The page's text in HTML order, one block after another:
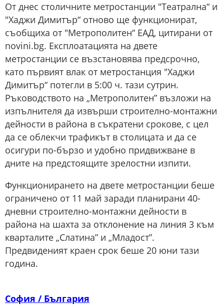
От днес столичните метростанции "Театрална“ и
"Хаджи Димитър“ отново ще функционират,
съобщиха от "Метрополитен“ ЕАД, цитирани от
novini.bg. Експлоатацията на двете
метростанции се възстановява предсрочно,
като първият влак от метростанция "Хаджи
Димитър“ потегли в 5:00 ч. тази сутрин.
Ръководството на „Метрополитен” възложи на
изпълнителя да извърши строително-монтажни
дейности в района в съкратени срокове, с цел
да се облекчи трафикът в столицата и да се
осигури по-бързо и удобно придвижване в
дните на предстоящите зрелостни изпити.
Функционирането на двете метростанции беше
ограничено от 11 май заради планирани 40-
дневни строително-монтажни дейности в
района на шахта за отклонение на линия 3 към
кварталите „Слатина” и „Младост”.
Предвиденият краен срок беше 20 юни тази
година.
София / България